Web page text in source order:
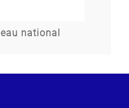
national